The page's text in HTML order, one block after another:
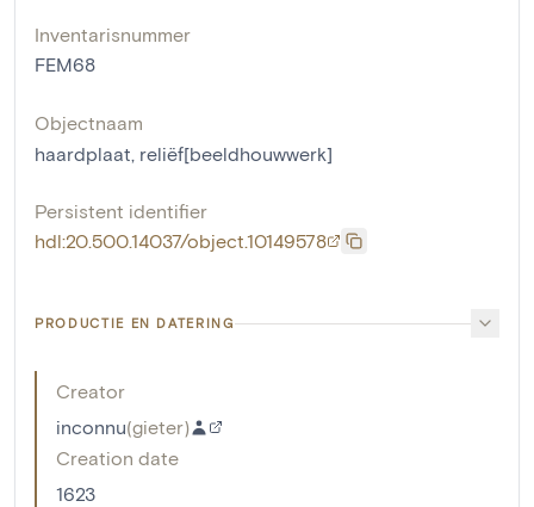
Inventarisnummer
FEM68
Objectnaam
haardplaat, reliëf[beeldhouwwerk]
Persistent identifier
hdl:20.500.14037/object.10149578
PRODUCTIE EN DATERING
Creator
inconnu(gieter)
Creation date
1623